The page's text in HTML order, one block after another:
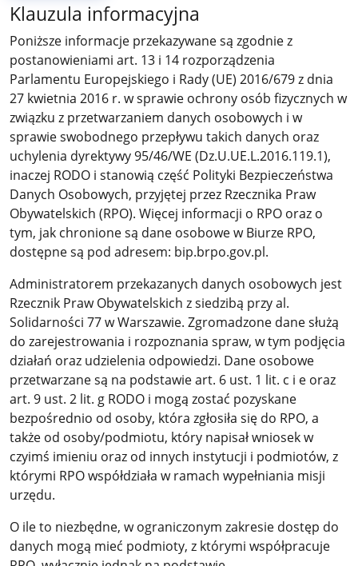
Klauzula informacyjna
Poniższe informacje przekazywane są zgodnie z
postanowieniami art. 13 i 14 rozporządzenia
Parlamentu Europejskiego i Rady (UE) 2016/679 z dnia
27 kwietnia 2016 r. w sprawie ochrony osób fizycznych w
związku z przetwarzaniem danych osobowych i w
sprawie swobodnego przepływu takich danych oraz
uchylenia dyrektywy 95/46/WE (Dz.U.UE.L.2016.119.1),
inaczej RODO i stanowią część Polityki Bezpieczeństwa
Danych Osobowych, przyjętej przez Rzecznika Praw
Obywatelskich (RPO). Więcej informacji o RPO oraz o
tym, jak chronione są dane osobowe w Biurze RPO,
dostępne są pod adresem: bip.brpo.gov.pl.
Administratorem przekazanych danych osobowych jest
Rzecznik Praw Obywatelskich z siedzibą przy al.
Solidarności 77 w Warszawie. Zgromadzone dane służą
do zarejestrowania i rozpoznania spraw, w tym podjęcia
działań oraz udzielenia odpowiedzi. Dane osobowe
przetwarzane są na podstawie art. 6 ust. 1 lit. c i e oraz
art. 9 ust. 2 lit. g RODO i mogą zostać pozyskane
bezpośrednio od osoby, która zgłosiła się do RPO, a
także od osoby/podmiotu, który napisał wniosek w
czyimś imieniu oraz od innych instytucji i podmiotów, z
którymi RPO współdziała w ramach wypełniania misji
urzędu.
O ile to niezbędne, w ograniczonym zakresie dostęp do
danych mogą mieć podmioty, z którymi współpracuje